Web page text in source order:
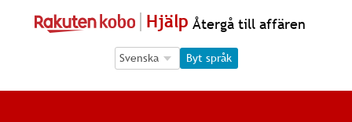
Hjälp Återgå till affären
Language Selection
Language Selection
Byt språk